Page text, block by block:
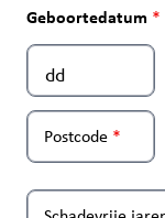
Geboortedatum
Postcode